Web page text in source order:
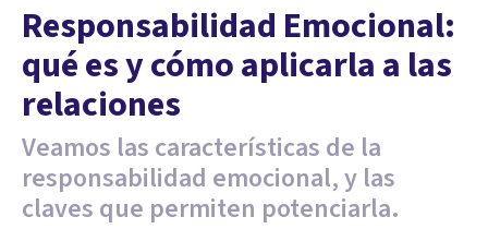
Responsabilidad Emocional:
qué es y cómo aplicarla a las
relaciones
Veamos las características de la
responsabilidad emocional, y las
claves que permiten potenciarla.